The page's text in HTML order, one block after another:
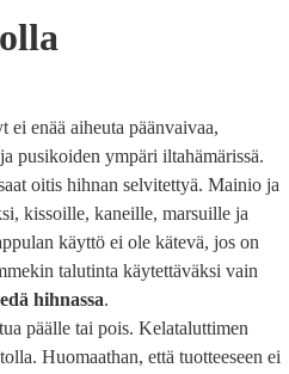
enää aiheuta päänvaivaa,
pusikoiden ympäri iltahämärissä.
oitis hihnan selvitettyä. Mainio ja
kissoille, kaneille, marsuille ja
käyttö ei ole kätevä, jos on
talutinta käytettäväksi vain
hihnassa.
päälle tai pois. Kelataluttimen
Huomaathan, että tuotteeseen ei